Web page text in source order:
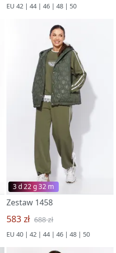
EU 42 | 44 | 46 | 48 | 50
3 d 22 g 32 m
Zestaw 1458
583 zł 688 zł
EU 40 | 42 | 44 | 46 | 48 | 50